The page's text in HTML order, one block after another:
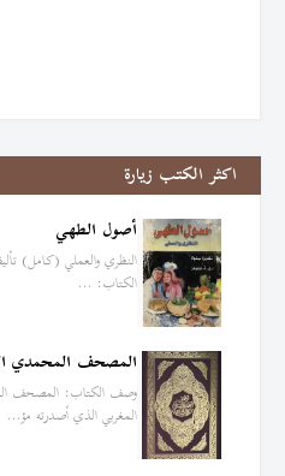
اكثر الكتب زيارة
أصول الطهي
النظري والعملي (كامل)
الكتاب: …
المصحف المحمدي
وصف الكتاب: المصحف
المغربي الذي أصدرته مؤ…